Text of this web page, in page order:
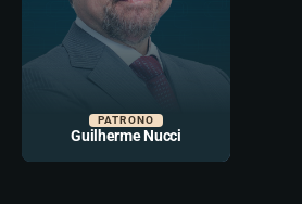
PATRONO
Guilherme Nucci